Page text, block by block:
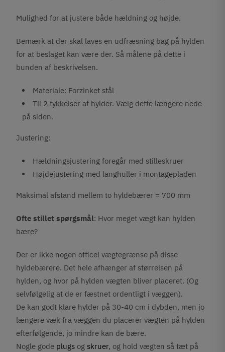
Mulighed for at justere både hældning og højde.
Bemærk at der skal laves en udfræsning bag på hylden
for at beslaget kan være der. Så målene på dette i
bunden af beskrivelsen.
Materiale: Forzinket stål
Til 2 tykkelser af hylder. Vælg dette længere nede
på siden.
Justering:
Hældningsjustering foregår med stilleskruer
Højdejustering med langhuller i montagepladen
Maksimal afstand mellem to hyldebærer = 700 mm
Ofte stillet spørgsmål: Hvor meget vægt kan hylden
bære?
Der er ikke nogen officel vægtegrænse på disse
hyldebærere. Det hele afhænger af størrelsen på
hylden, og hvor på hylden vægten bliver placeret. (Og
selvfølgelig at de er fæstnet ordentligt i væggen).
De kan godt klare hylder på 30-40 cm i dybden, men jo
længere væk fra væggen du placerer vægten på hylden
efterfølgende, jo mindre kan de bære.
Nogle gode plugs ogskruer, og hold vægten så tæt på